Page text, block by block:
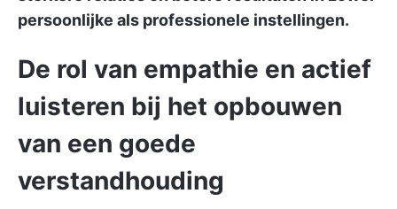
persoonlijke als professionele instellingen.
De rol van empathie en actief
luisteren bij het opbouwen
van een goede
verstandhouding